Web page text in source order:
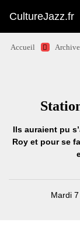
CultureJazz.fr
Accueil
Ils auraient pu
Roy et pour se
Mardi